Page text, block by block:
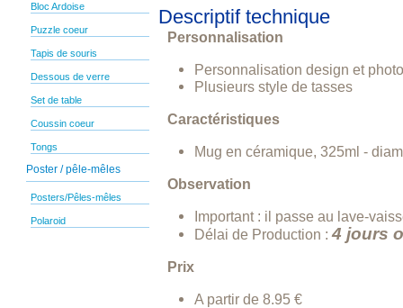
Bloc Ardoise
Puzzle coeur
Tapis de souris
Dessous de verre
Set de table
Coussin coeur
Tongs
Poster / pêle-mêles
Posters/Pêles-mêles
Polaroid
Descriptif technique
Personnalisation
Personnalisation design et photo
Plusieurs style de tasses
Caractéristiques
Mug en céramique, 325ml -
Observation
Important : il passe au lave-
Délai de Production :4 jours
Prix
A partir de 8.95 €